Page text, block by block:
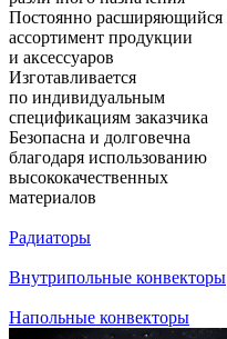
Постоянно расширяющийся
ассортимент продукции
и аксессуаров
Изготавливается
по индивидуальным
спецификациям заказчика
Безопасна и долговечна
благодаря использованию
высококачественных
материалов
Радиаторы
Внутрипольные конвекторы
Напольные конвекторы